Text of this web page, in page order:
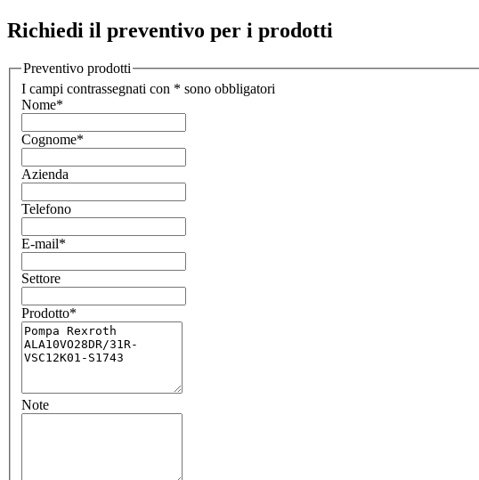
Richiedi il preventivo per i prodotti
Preventivo prodotti
I campi contrassegnati con * sono obbligatori
Nome*
Cognome*
Azienda
Telefono
E-mail*
Settore
Prodotto*
Note